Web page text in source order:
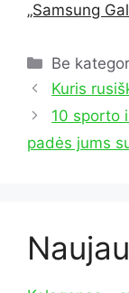
„Samsung
Be
Kuris
10 sporto
padės jums